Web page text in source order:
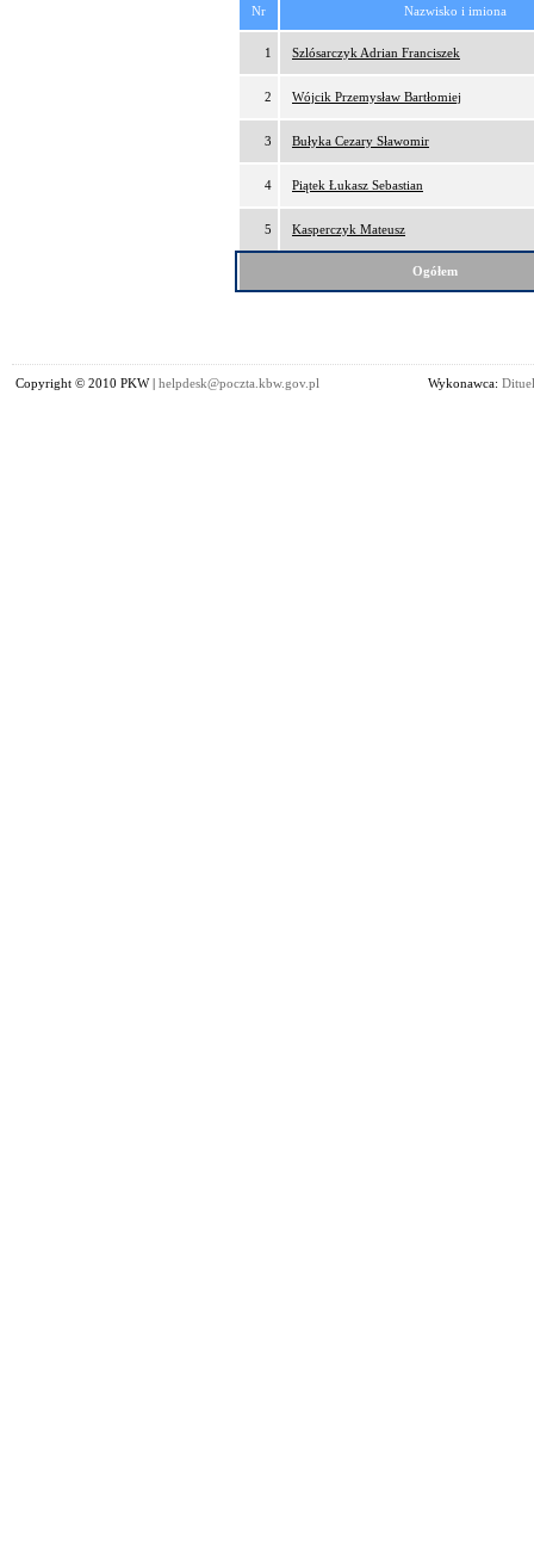
Nr Nazwisko i imiona
1 Szlósarczyk Adrian Franciszek
2 Wójcik Przemysław Bartłomiej
3 Bułyka Cezary Sławomir
4 Piątek Łukasz Sebastian
5 Kasperczyk Mateusz
Ogółem
Copyright © 2010 PKW | helpdesk@poczta.kbw.gov.pl Wykonawca: